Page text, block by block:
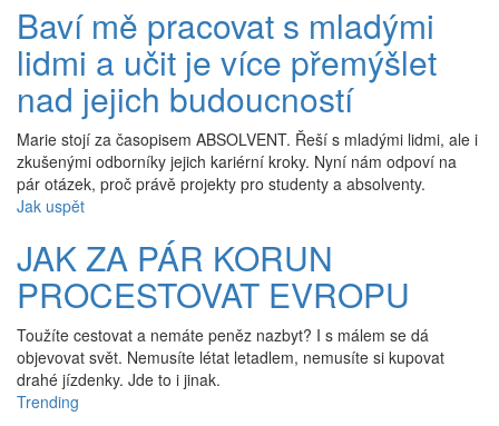
Baví mě pracovat s mladými
lidmi a učit je více přemýšlet
nad jejich budoucností
Marie stojí za časopisem ABSOLVENT. Řeší s mladými lidmi, ale i
zkušenými odborníky jejich kariérní kroky. Nyní nám odpoví na
pár otázek, proč právě projekty pro studenty a absolventy.
Jak uspět
JAK ZA PÁR KORUN
PROCESTOVAT EVROPU
Toužíte cestovat a nemáte peněz nazbyt? I s málem se dá
objevovat svět. Nemusíte létat letadlem, nemusíte si kupovat
drahé jízdenky. Jde to i jinak.
Trending